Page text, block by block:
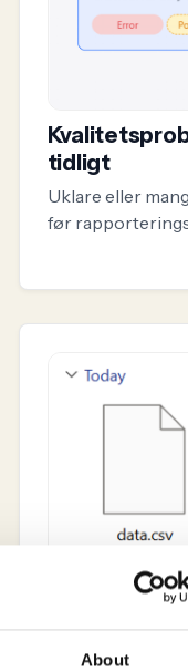
About
tidligt
Uklare eller
før
Data er klar
Til LCA A4 og
Scope 3-krav